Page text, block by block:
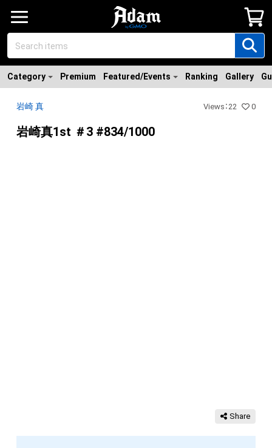
Category Premium Featured/Events Ranking Gallery
岩崎 真 Views ：22 0
岩崎真1st ＃3 #834/1000
Share